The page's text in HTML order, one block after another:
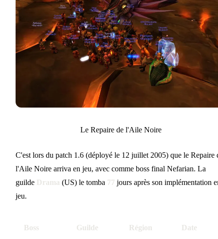
Le Repaire de l'Aile Noire
C'est lors du patch 1.6 (déployé le 12 juillet 2005) que le Repaire
l'Aile Noire arriva en jeu, avec comme boss final Nefarian. La
guilde Drama (US) le tomba 77 jours après son implémentation
jeu.
Boss Guilde Région Date